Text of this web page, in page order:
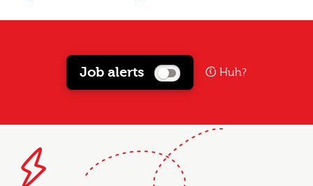
Job alerts Huh?